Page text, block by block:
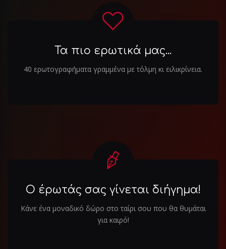
Τα πιο ερωτικά μας...
40 ερωτογραφήματα γραμμένα με τόλμη κι ειλικρίνεια.
Ο έρωτάς σας γίνεται διήγημα!
Κάνε ένα μοναδικό δώρο στο ταίρι σου που θα θυμάται
για καιρό!